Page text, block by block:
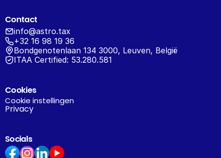
Contact
info@astro.tax
+32 16 98 19 36
Bondgenotenlaan 134 3000, Leuven, België
ITAA Certified: 53.280.581
Cookies
Cookie instellingen
Privacy
Socials